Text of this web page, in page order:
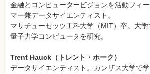
シ
リ
ー
⼀
特
集
金融とコンピュータービジョンを活動フィ
マー兼データサイエンティスト。
マサチューセッツ工科大学（MIT）卒。大学
量子力学コンピュータを研究。
Trent Hauck（トレント・ホーク）
データサイエンティスト。カンザス大学で